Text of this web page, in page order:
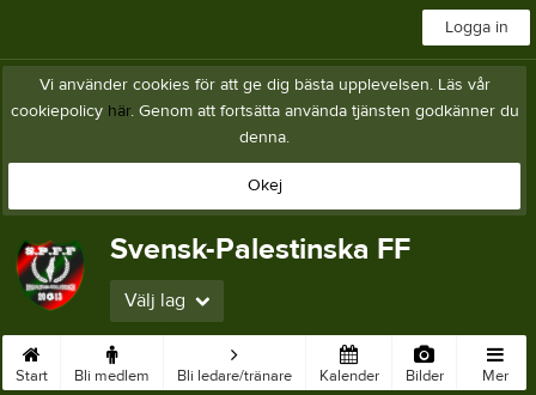
Logga in
Vi använder cookies för att ge dig bästa upplevelsen. Läs vår
cookiepolicy här. Genom att fortsätta använda tjänsten godkänner du
denna.
Okej
Svensk-Palestinska FF
Välj lag
Start Bli medlem Bli ledare/tränare Kalender Bilder Mer